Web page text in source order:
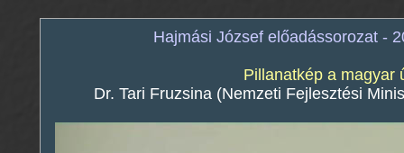
Hajmási József előadássorozat -
Pillanatkép a magyar
Dr. Tari Fruzsina (Nemzeti Fejlesztési